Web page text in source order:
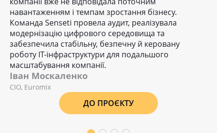
навантаженням і темпам зростання бізнесу.
Команда Senseti провела аудит, реалізувала
модернізацію цифрового середовища та
забезпечила стабільну, безпечну й керовану
роботу ІТ-інфраструктури для подальшого
масштабування компанії.
Іван Москаленко
CIO, Euromix
ДО ПРОЄКТУ